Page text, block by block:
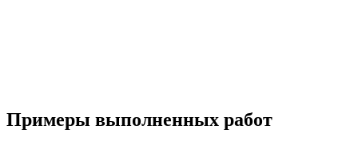
Примеры выполненных работ